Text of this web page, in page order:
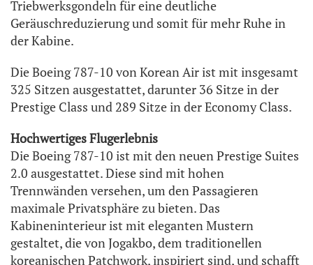
Triebwerksgondeln für eine deutliche
Geräuschreduzierung und somit für mehr Ruhe in
der Kabine.
Die Boeing 787-10 von Korean Air ist mit insgesamt
325 Sitzen ausgestattet, darunter 36 Sitze in der
Prestige Class und 289 Sitze in der Economy Class.
Hochwertiges Flugerlebnis
Die Boeing 787-10 ist mit den neuen Prestige Suites
2.0 ausgestattet. Diese sind mit hohen
Trennwänden versehen, um den Passagieren
maximale Privatsphäre zu bieten. Das
Kabineninterieur ist mit eleganten Mustern
gestaltet, die von Jogakbo, dem traditionellen
koreanischen Patchwork, inspiriert sind, und schafft